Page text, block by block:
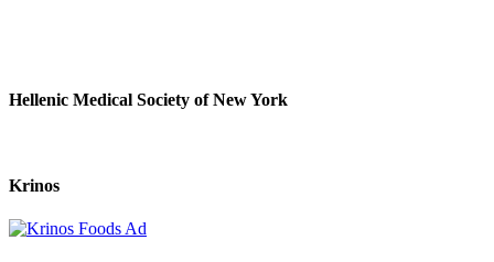
Hellenic Medical Society of New York
Krinos